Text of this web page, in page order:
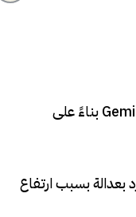
حددت Google حدودًا جديدة لـ Gemini بناءً على
بعدالة بسبب ارتفاع